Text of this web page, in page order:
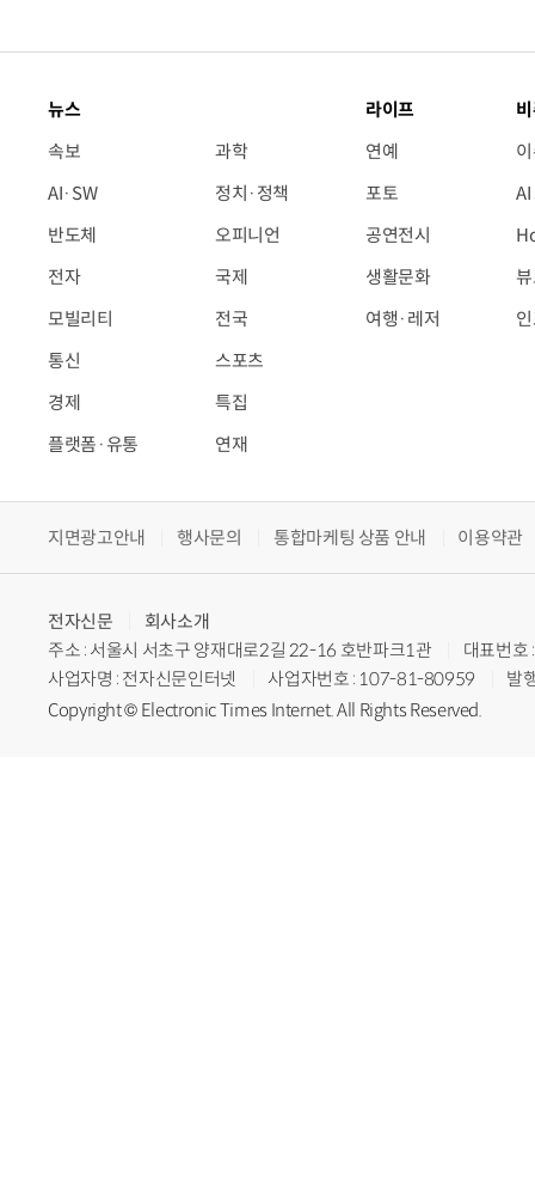
뉴스
속보
AI·SW
반도체
전자
모빌리티
통신
경제
플랫폼·유통
과학
정치·정책
오피니언
국제
전국
스포츠
특집
연재
라이프
연예
포토
공연전시
생활문화
여행·레저
지면광고안내 행사문의 통합마케팅 상품 안내 이용약관
전자신문
회사소개
주소 : 서울시 서초구 양재대로2길 22-16 호반파크1관
대표번
사업자명 : 전자신문인터넷
사업자번호 : 107-81-80959
발
Copyright © Electronic Times Internet. All Rights Reserved.